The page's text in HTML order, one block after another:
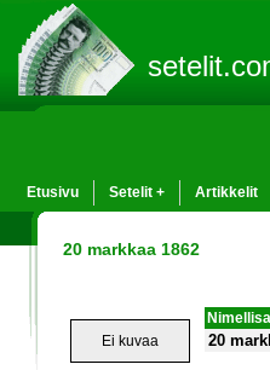
Etusivu Setelit + Artikkelit
20 markkaa 1862
Ei kuvaa 20